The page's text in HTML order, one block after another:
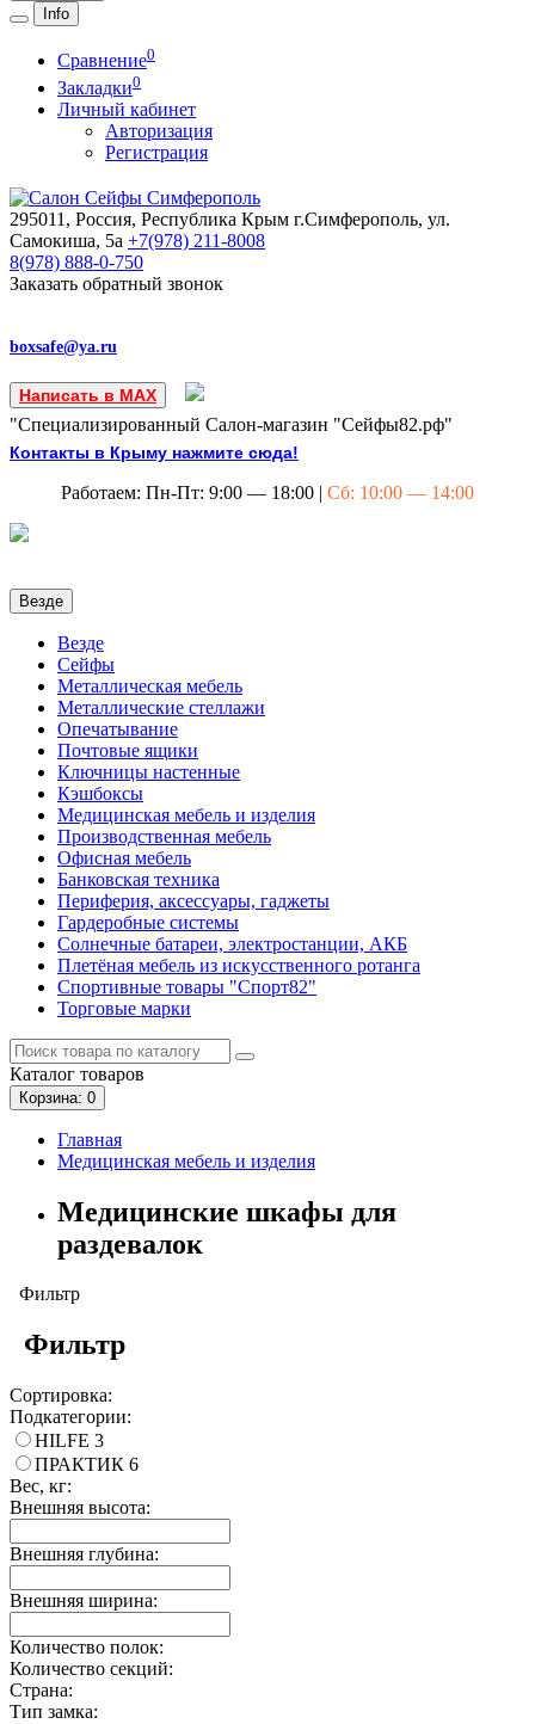
Info
Сравнение0
Закладки0
Личный кабинет
Авторизация
Регистрация
295011, Россия, Республика Крым г.Симферополь, ул.
Самокиша, 5а +7(978) 211-8008
8(978) 888-0-750
Заказать обратный звонок
boxsafe@ya.ru
Написать в MAX
"Специализированный Салон-магазин "Сейфы82.рф"
Контакты в Крыму нажмите сюда!
Работаем: Пн-Пт: 9:00 — 18:00 | Сб: 10:00 — 14:00
Везде
Везде
Сейфы
Металлическая мебель
Металлические стеллажи
Опечатывание
Почтовые ящики
Ключницы настенные
Кэшбоксы
Медицинская мебель и изделия
Производственная мебель
Офисная мебель
Банковская техника
Периферия, аксессуары, гаджеты
Гардеробные системы
Солнечные батареи, электростанции, АКБ
Плетёная мебель из искусственного ротанга
Спортивные товары "Спорт82"
Торговые марки
Каталог товаров
Корзина: 0
Главная
Медицинская мебель и изделия
Медицинские шкафы для
раздевалок
Фильтр
Фильтр
Сортировка:
Подкатегории:
HILFE 3
ПРАКТИК 6
Вес, кг:
Внешняя высота:
Внешняя глубина:
Внешняя ширина:
Количество полок:
Количество секций:
Страна:
Тип замка: